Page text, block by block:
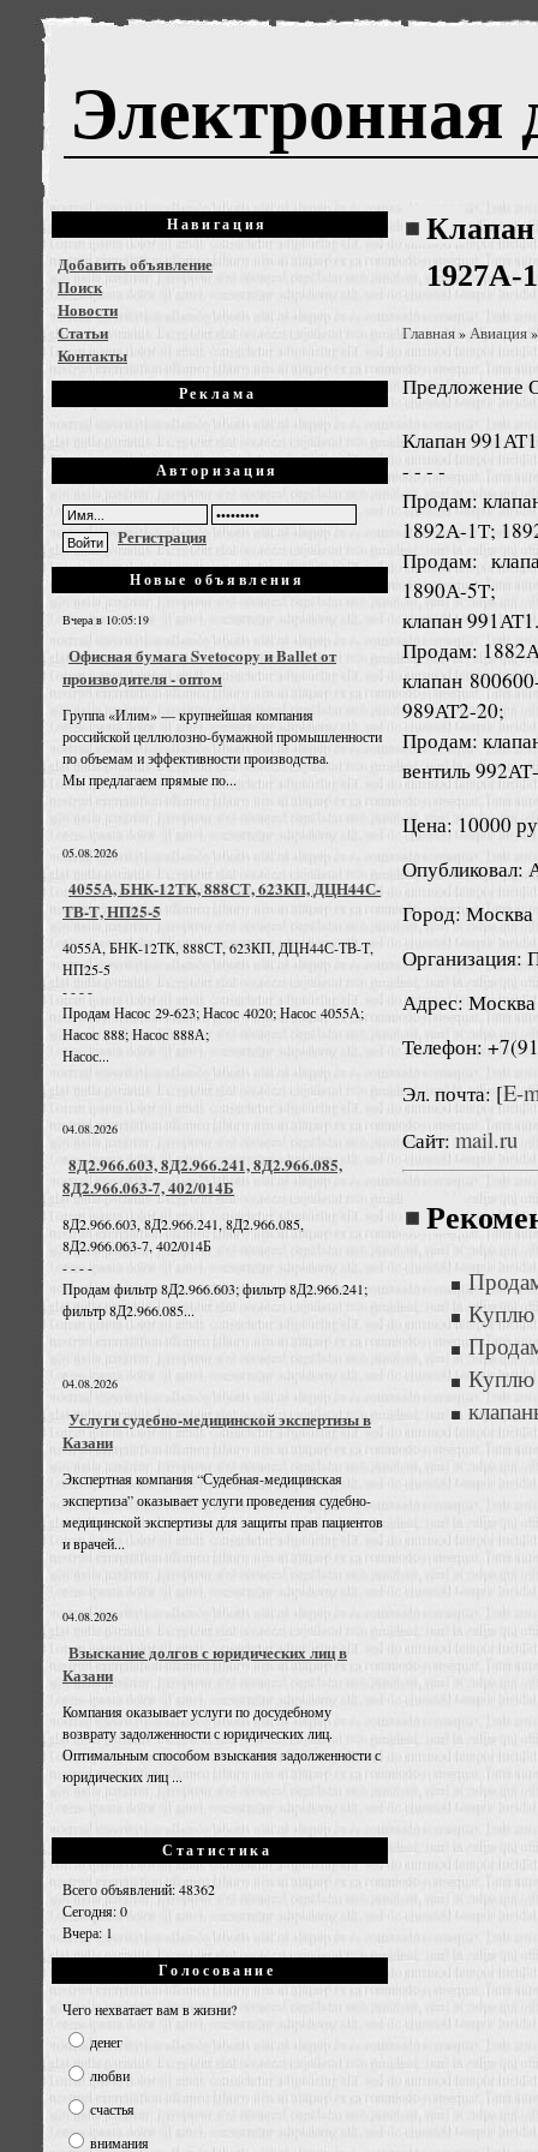
Электронная
Навигация
Добавить объявление
Поиск
Новости
Статьи
Контакты
Реклама
Авторизация
Регистрация
Новые объявления
Вчера в 10:05:19
Офисная бумага Svetocopy и Ballet от
производителя - оптом
Группа «Илим» — крупнейшая компания
российской целлюлозно-бумажной промышленности
по объемам и эффективности производства.
Мы предлагаем прямые по...
05.08.2026
4055А, БНК-12ТК, 888СТ, 623КП, ДЦН44С-
ТВ-Т, НП25-5
4055А, БНК-12ТК, 888СТ, 623КП, ДЦН44С-ТВ-Т,
НП25-5
- - - -
Продам Насос 29-623; Насос 4020; Насос 4055А;
Насос 888; Насос 888А;
Насос...
04.08.2026
8Д2.966.603, 8Д2.966.241, 8Д2.966.085,
8Д2.966.063-7, 402/014Б
8Д2.966.603, 8Д2.966.241, 8Д2.966.085,
8Д2.966.063-7, 402/014Б
- - - -
Продам фильтр 8Д2.966.603; фильтр 8Д2.966.241;
фильтр 8Д2.966.085...
04.08.2026
Услуги судебно-медицинской экспертизы в
Казани
Экспертная компания “Судебная-медицинская
экспертиза” оказывает услуги проведения судебно-
медицинской экспертизы для защиты прав пациентов
и врачей...
04.08.2026
Взыскание долгов с юридических лиц в
Казани
Компания оказывает услуги по досудебному
возврату задолженности с юридических лиц.
Оптимальным способом взыскания задолженности с
юридических лиц ...
Статистика
Всего объявлений: 48362
Сегодня: 0
Вчера: 1
Голосование
Чего нехватает вам в жизни?
денег
любви
счастья
внимания
Клапан
1927А-
Главная»Авиация
Предложение
Клапан
- - - -
Продам:
1892А-1Т;
Продам:
1890А-5Т;
клапан
Продам:
клапан
989АТ2-20;
Продам:
вентиль
Цена: 10000
Опубликовал:
Город: Москва
Организация:
Адрес: Москва
Телефон:
Эл. почта: [E-
Сайт: mail.ru